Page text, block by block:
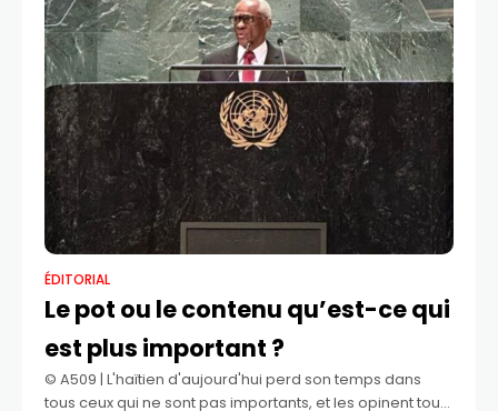
ÉDITORIAL
Le pot ou le contenu qu’est-ce qui
est plus important ?
©️ A509 | L'haïtien d'aujourd'hui perd son temps dans
tous ceux qui ne sont pas importants, et les opinent tout